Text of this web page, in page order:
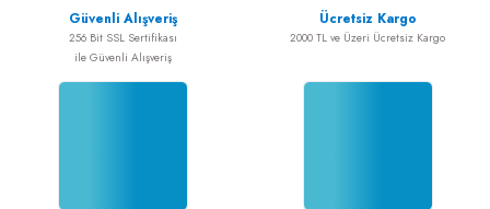
Güvenli Alışveriş
256 Bit SSL Sertifikası
ile Güvenli Alışveriş
Ücretsiz Kargo
2000 TL ve Üzeri Ücretsiz Kargo